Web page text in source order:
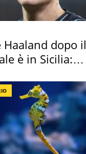
Haaland dopo il
è in Sicilia: